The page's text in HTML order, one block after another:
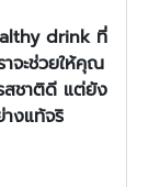
drinkที่
าจะช่วยให้คุณ
ชาติดี แต่ยัง
งแท้จริ